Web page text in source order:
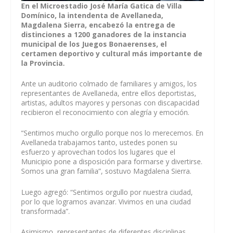
En el Microestadio José María Gatica de Villa
Domínico, la intendenta de Avellaneda,
Magdalena Sierra, encabezó la entrega de
distinciones a 1200 ganadores de la instancia
municipal de los Juegos Bonaerenses, el
certamen deportivo y cultural más importante de
la Provincia.
Ante un auditorio colmado de familiares y amigos, los
representantes de Avellaneda, entre ellos deportistas,
artistas, adultos mayores y personas con discapacidad
recibieron el reconocimiento con alegría y emoción.
“Sentimos mucho orgullo porque nos lo merecemos. En
Avellaneda trabajamos tanto, ustedes ponen su
esfuerzo y aprovechan todos los lugares que el
Municipio pone a disposición para formarse y divertirse.
Somos una gran familia”, sostuvo Magdalena Sierra.
Luego agregó: “Sentimos orgullo por nuestra ciudad,
por lo que logramos avanzar. Vivimos en una ciudad
transformada”.